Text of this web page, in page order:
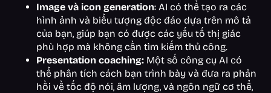
Image và icon generation: AI có thể tạo ra các
hình ảnh và biểu tượng độc đáo dựa trên mô tả
của bạn, giúp bạn có được các yếu tố thị giác
phù hợp mà không cần tìm kiếm thủ công.
Presentation coaching: Một số công cụ AI có
thể phân tích cách bạn trình bày và đưa ra phản
hồi về tốc độ nói, âm lượng, và ngôn ngữ cơ thể,